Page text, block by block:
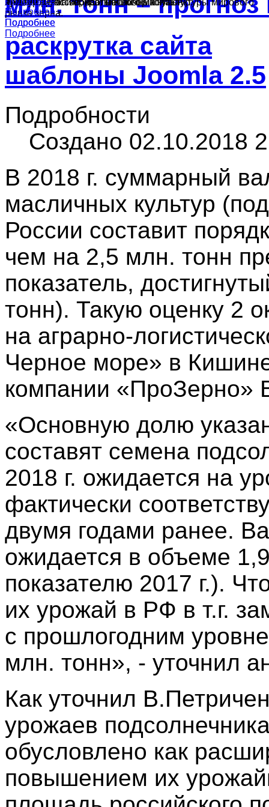
культур в России, краткий обзор конъюнктуры мирового
рынка зерна.
Подробнее
ячменя, муки и подсолнечного масла.
Подробнее
производства зерна и масличных культур.
Подробнее
Подробнее
раскрутка сайта
шаблоны Joomla 2.5
Подробности
Создано 02.10.2018
В 2018 г. суммарный
масличных культур
России составит
чем на 2,5 млн. тонн
показатель,
тонн). Такую оценку 2
на аграрно-
Черное море» в
компании «ПроЗерно»
«Основную долю
составят семена
2018 г. ожидается на
фактически
двумя годами ранее.
ожидается в объеме
показателю 2017 г.).
их урожай в РФ в т.г.
с прошлогодним
млн. тонн», - уточнил
Как уточнил
урожаев
обусловлено как
повышением их